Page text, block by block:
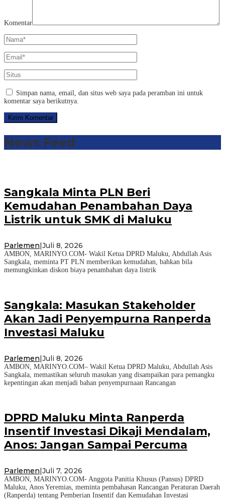
Komentar
Simpan nama, email, dan situs web saya pada peramban ini untuk
komentar saya berikutnya.
News Feed
Sangkala Minta PLN Beri
Kemudahan Penambahan Daya
Listrik untuk SMK di Maluku
Parlemen Juli 8, 2026
AMBON, MARINYO.COM- Wakil Ketua DPRD Maluku, Abdullah Asis
Sangkala, meminta PT PLN memberikan kemudahan, bahkan bila
memungkinkan diskon biaya penambahan daya listrik
Sangkala: Masukan Stakeholder
Akan Jadi Penyempurna Ranperda
Investasi Maluku
Parlemen|Juli 8, 2026
AMBON, MARINYO.COM– Wakil Ketua DPRD Maluku, Abdullah Asis
Sangkala, memastikan seluruh masukan yang disampaikan para pemangku
kepentingan akan menjadi bahan penyempurnaan Rancangan
DPRD Maluku Minta Ranperda
Insentif Investasi Dikaji Mendalam,
Anos: Jangan Sampai Percuma
Parlemen Juli 7, 2026
AMBON, MARINYO.COM- Anggota Panitia Khusus (Pansus) DPRD
Maluku, Anos Yeremias, meminta pembahasan Rancangan Peraturan Daerah
(Ranperda) tentang Pemberian Insentif dan Kemudahan Investasi